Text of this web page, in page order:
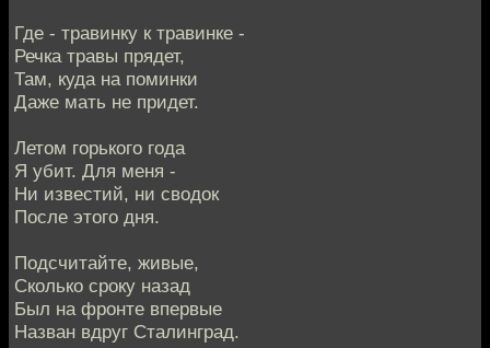
Где - травинку к травинке -
Речка травы прядет,
Там, куда на поминки
Даже мать не придет.
Летом горького года
Я убит. Для меня -
Ни известий, ни сводок
После этого дня.
Подсчитайте, живые,
Сколько сроку назад
Был на фронте впервые
Назван вдруг Сталинград.